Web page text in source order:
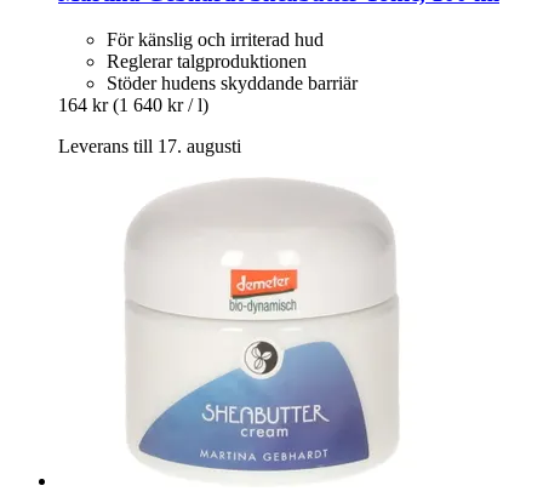
För känslig och irriterad hud
Reglerar talgproduktionen
Stöder hudens skyddande barriär
164 kr (1 640 kr / l)
Leverans till 17. augusti